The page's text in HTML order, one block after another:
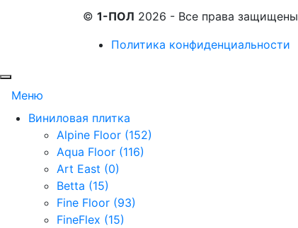
© 1-ПОЛ 2026 - Все права защищены
Политика конфиденциальности
Меню
Виниловая плитка
Alpine Floor (152)
Aqua Floor (116)
Art East (0)
Betta (15)
Fine Floor (93)
FineFlex (15)